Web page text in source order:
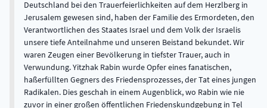
Deutschland bei den Trauerfeierlichkeiten auf dem Herzlberg in
Jerusalem gewesen sind, haben der Familie des Ermordeten, den
Verantwortlichen des Staates Israel und dem Volk der Israelis
unsere tiefe Anteilnahme und unseren Beistand bekundet. Wir
waren Zeugen einer Bevölkerung in tiefster Trauer, auch in
Verwundung. Yitzhak Rabin wurde Opfer eines fanatischen,
haßerfüllten Gegners des Friedensprozesses, der Tat eines jungen
Radikalen. Dies geschah in einem Augenblick, wo Rabin wie nie
zuvor in einer großen öffentlichen Friedenskundgebung in Tel